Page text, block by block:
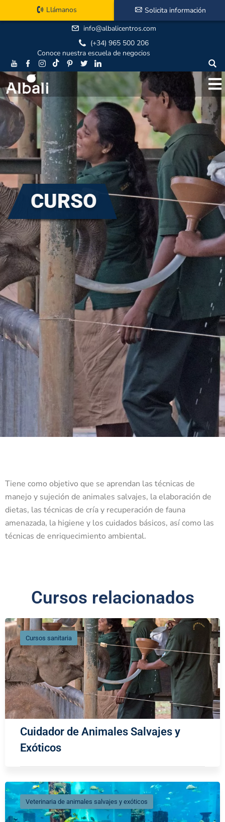
info@albalicentros.com
(+34) 965 500 206
Conoce nuestra escuela de negocios
Llámanos Solicita información
CURSO
CUIDADOR DE
ANIMALES
SALVAJES Y
EXÓTICOS
Más info
Tiene como objetivo que se aprendan las técnicas de
manejo y sujeción de animales salvajes, la elaboración de
dietas, las técnicas de cría y recuperación de fauna
amenazada, la higiene y los cuidados básicos, así como las
técnicas de enriquecimiento ambiental.
Cursos relacionados
Cursos sanitaria
Cuidador de Animales Salvajes y
Exóticos
Veterinaria de animales salvajes y exóticos